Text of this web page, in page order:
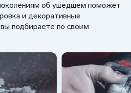
об ушедшем поможет
и декоративные
подбираете по своим